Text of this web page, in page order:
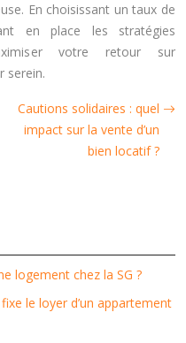
En choisissant un taux de
en place les stratégies
votre retour sur
serein.
Cautions solidaires : quel
impact sur la vente d’un
bien locatif ?
logement chez la SG ?
le loyer d’un appartement